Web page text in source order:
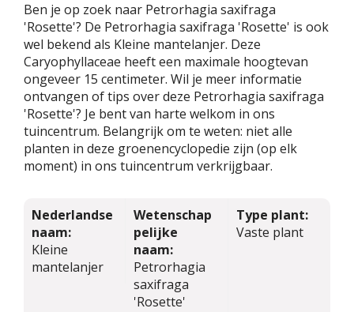
Ben je op zoek naar Petrorhagia saxifraga
'Rosette'? De Petrorhagia saxifraga 'Rosette' is ook
wel bekend als Kleine mantelanjer. Deze
Caryophyllaceae heeft een maximale hoogtevan
ongeveer 15 centimeter. Wil je meer informatie
ontvangen of tips over deze Petrorhagia saxifraga
'Rosette'? Je bent van harte welkom in ons
tuincentrum. Belangrijk om te weten: niet alle
planten in deze groenencyclopedie zijn (op elk
moment) in ons tuincentrum verkrijgbaar.
Nederlandse
naam:
Kleine
mantelanjer
Wetenschap
pelijke
naam:
Petrorhagia
saxifraga
'Rosette'
Type plant:
Vaste plant